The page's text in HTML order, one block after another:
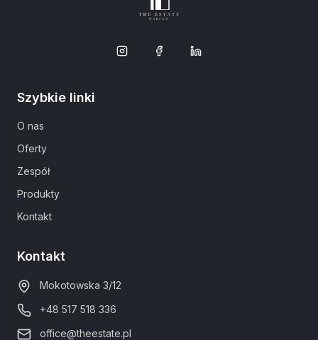
Szybkie linki
O nas
Oferty
Zespół
Produkty
Kontakt
Kontakt
Mokotowska 3/12
+48 517 518 336
office@theestate.pl